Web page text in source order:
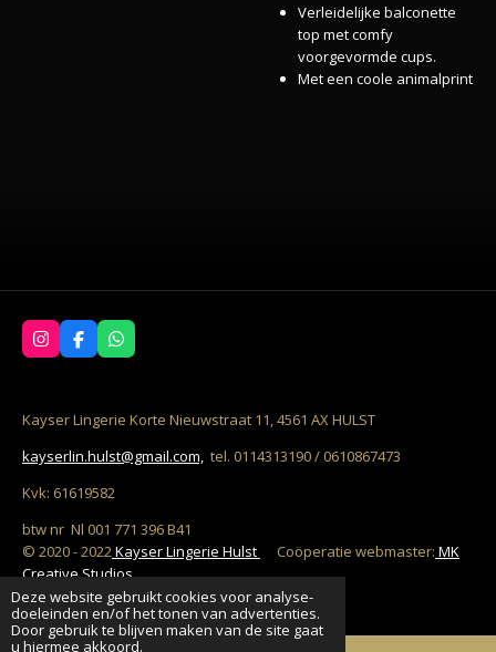
Deze website gebruikt cookies voor analyse-
doeleinden en/of het tonen van advertenties.
Door gebruik te blijven maken van de site gaat
u hiermee akkoord.
Verleidelijke balconette
top met comfy
voorgevormde cups.
Met een coole animalprint
I
n
g
a
F
a
b
o
k
W
h
s
A
p
Kayser Lingerie Korte Nieuwstraat 11, 4561 AX HULST
kayserlin.hulst@gmail.com, tel. 0114313190 / 0610867473
Kvk: 61619582
btw nr Nl 001 771 396 B41
© 2020 - 2022Kayser Lingerie Hulst Coöperatie webmaster: MK
Creative Studios
Powered byJouwWeb